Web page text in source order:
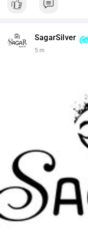
SagarSilver
5 m